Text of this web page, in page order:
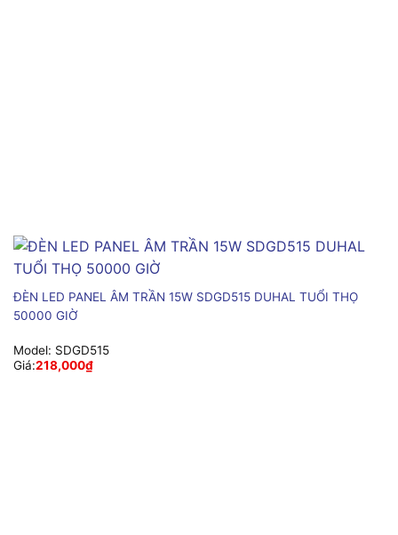
ĐÈN LED PANEL ÂM TRẦN 15W SDGD515 DUHAL TUỔI THỌ
50000 GIỜ
Model: SDGD515
Giá:218,000₫